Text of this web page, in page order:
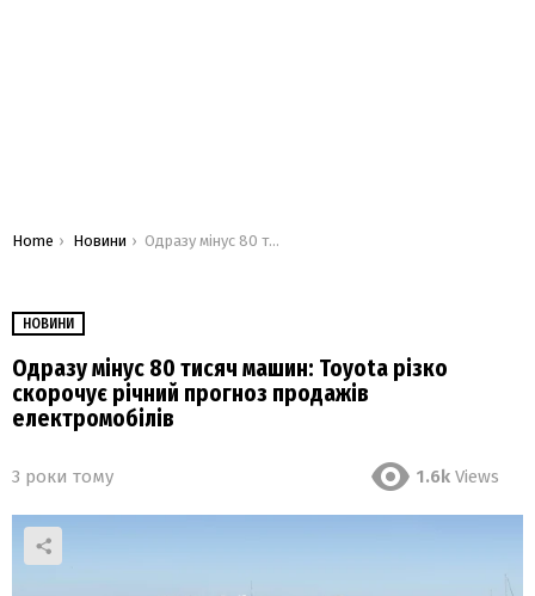
You are here:
Home Новини Одразу мінус 80 тисяч машин: Toyota різко скорочує річний прогноз продажів електромобілів
НОВИНИ
Одразу мінус 80 тисяч машин: Toyota різко
скорочує річний прогноз продажів
електромобілів
3 роки тому 1.6k Views